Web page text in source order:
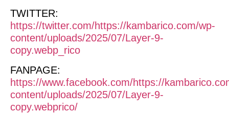
TWITTER:
https://twitter.com/https://kambarico.com/wp-
content/uploads/2025/07/Layer-9-
copy.webp_rico
FANPAGE:
https://www.facebook.com/https://
content/uploads/2025/07/Layer-9-
copy.webprico/